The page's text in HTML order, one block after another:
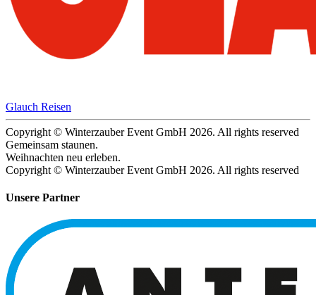
Glauch Reisen
Copyright © Winterzauber Event GmbH 2026. All rights reserved
Gemeinsam staunen.
Weihnachten neu erleben.
Copyright © Winterzauber Event GmbH 2026. All rights reserved
Unsere Partner